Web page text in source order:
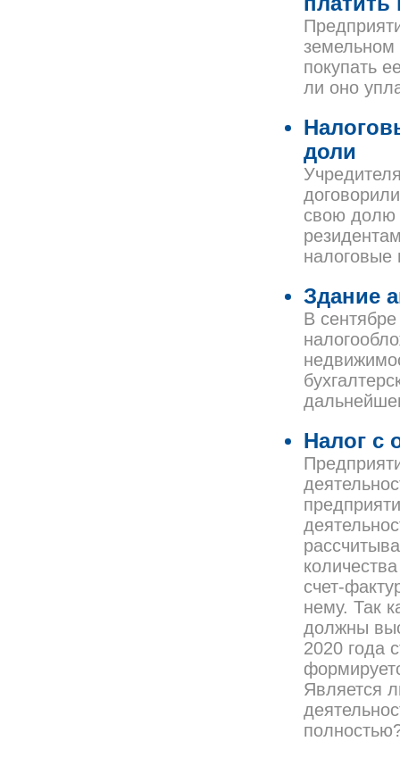
земельном
покупать
ли оно
доли
свою долю
налоговые
Здание
В
Налог с
счет-
нему. Так
должны
2020 года
Является